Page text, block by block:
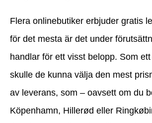
Flera onlinebutiker erbjuder gratis
för det mesta är det under
handlar för ett visst belopp. Som
skulle de kunna välja den mest
av leverans, som – oavsett om du
Köpenhamn, Hillerød eller